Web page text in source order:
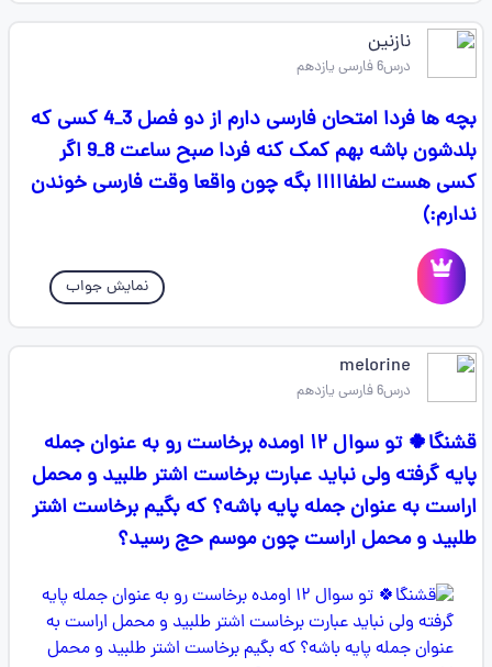
نازنین
درس6 فارسی یازدهم
بچه ها فردا امتحان فارسی دارم از دو فصل 3_4 کسی که
بلدشون باشه بهم کمک کنه فردا صبح ساعت 8_9 اگر
کسی هست لطفااااا بگه چون واقعا وقت فارسی خوندن
ندارم:)
نمایش جواب
melorine
درس6 فارسی یازدهم
قشنگا🍀 تو سوال ۱۲ اومده برخاست رو به عنوان جمله
پایه گرفته ولی نباید عبارت برخاست اشتر طلبید و محمل
اراست به عنوان جمله پایه باشه؟ که بگیم برخاست اشتر
طلبید و محمل اراست چون موسم حج رسید؟